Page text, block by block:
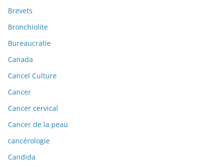
Brevets
Bronchiolite
Bureaucratie
Canada
Cancel Culture
Cancer
Cancer cervical
Cancer de la peau
cancérologie
Candida